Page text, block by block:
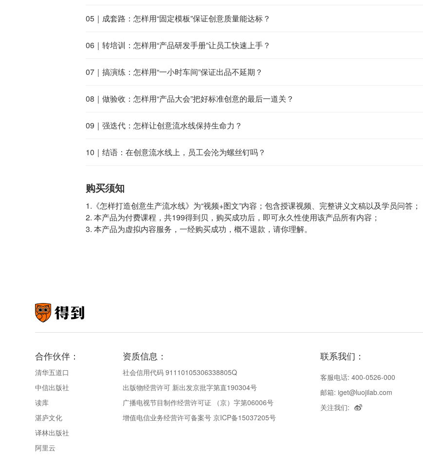
05｜成套路：怎样用“固定模板”保证创意质量能达标？
06｜转培训：怎样用“产品研发手册”让员工快速上手？
07｜搞演练：怎样用“一小时车间”保证出品不延期？
08｜做验收：怎样用“产品大会”把好标准创意的最后一道关？
09｜强迭代：怎样让创意流水线保持生命力？
10｜结语：在创意流水线上，员工会沦为螺丝钉吗？
购买须知
1.《怎样打造创意生产流水线》为“视频+图文”内容；包含授课视频、完整讲义文稿以及学员问答；
2. 本产品为付费课程，共199得到贝，购买成功后，即可永久性使用该产品所有内容；
3. 本产品为虚拟内容服务，一经购买成功，概不退款，请你理解。
合作伙伴：
清华五道口
中信出版社
读库
湛庐文化
译林出版社
阿里云
资质信息：
社会信用代码 91110105306338805Q
出版物经营许可 新出发京批字第直190304号
广播电视节目制作经营许可证 （京）字第06006号
增值电信业务经营许可备案号 京ICP备15037205号
联系我们：
客服电话: 400-0526-000
邮箱: iget@luojilab.com
关注我们: